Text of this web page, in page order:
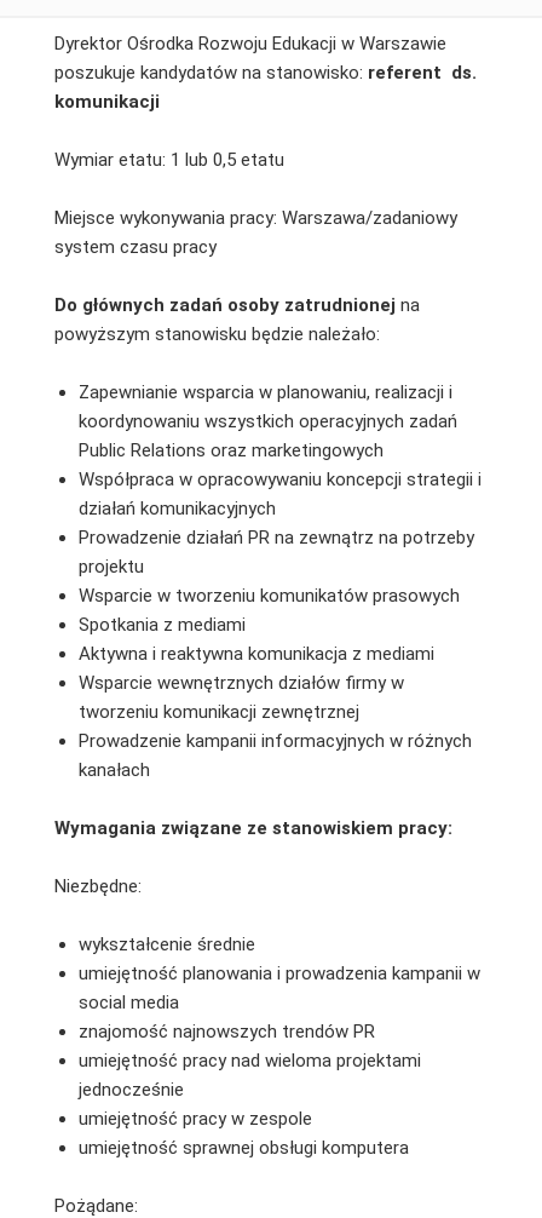
Dyrektor Ośrodka Rozwoju Edukacji w Warszawie
poszukuje kandydatów na stanowisko: referent ds.
komunikacji
Wymiar etatu: 1 lub 0,5 etatu
Miejsce wykonywania pracy: Warszawa/zadaniowy
system czasu pracy
Do głównych zadań osoby zatrudnionej na
powyższym stanowisku będzie należało:
Zapewnianie wsparcia w planowaniu, realizacji i
koordynowaniu wszystkich operacyjnych zadań
Public Relations oraz marketingowych
Współpraca w opracowywaniu koncepcji strategii i
działań komunikacyjnych
Prowadzenie działań PR na zewnątrz na potrzeby
projektu
Wsparcie w tworzeniu komunikatów prasowych
Spotkania z mediami
Aktywna i reaktywna komunikacja z mediami
Wsparcie wewnętrznych działów firmy w
tworzeniu komunikacji zewnętrznej
Prowadzenie kampanii informacyjnych w różnych
kanałach
Wymagania związane ze stanowiskiem pracy:
Niezbędne:
wykształcenie średnie
umiejętność planowania i prowadzenia kampanii w
social media
znajomość najnowszych trendów PR
umiejętność pracy nad wieloma projektami
jednocześnie
umiejętność pracy w zespole
umiejętność sprawnej obsługi komputera
Pożądane: